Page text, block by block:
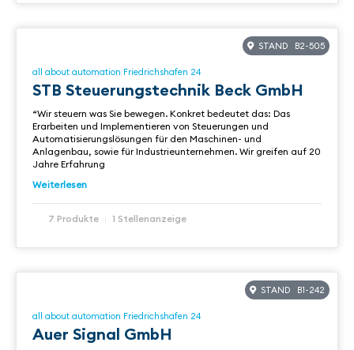
STAND B2-505
all about automation Friedrichshafen 24
STB Steuerungstechnik Beck GmbH
“Wir steuern was Sie bewegen. Konkret bedeutet das: Das
Erarbeiten und Implementieren von Steuerungen und
Automatisierungslösungen für den Maschinen- und
Anlagenbau, sowie für Industrieunternehmen. Wir greifen auf 20
Jahre Erfahrung
Weiterlesen
7 Produkte 1 Stellenanzeige
STAND B1-242
all about automation Friedrichshafen 24
Auer Signal GmbH